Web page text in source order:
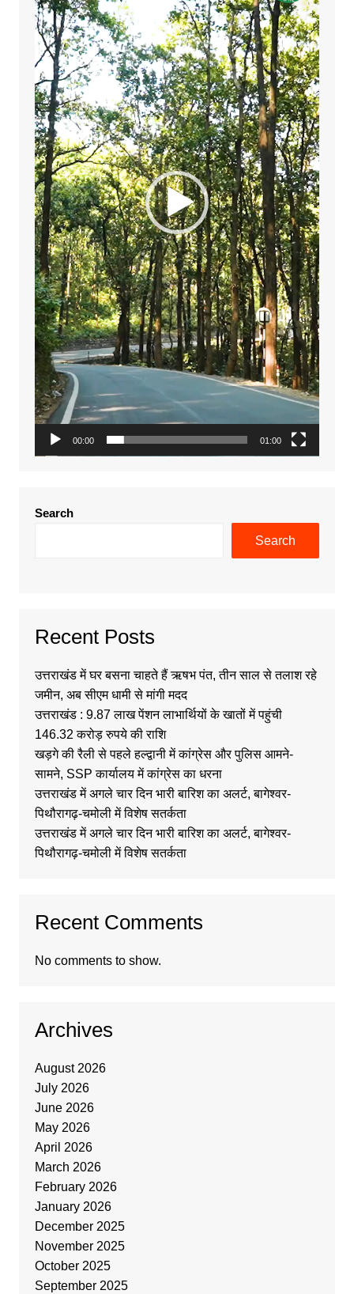
00:00 01:00
Search
Search
Recent Posts
उत्तराखंड में घर बसना चाहते हैं ऋषभ पंत, तीन साल से तलाश रहे
जमीन, अब सीएम धामी से मांगी मदद
उत्तराखंड : 9.87 लाख पेंशन लाभार्थियों के खातों में पहुंची
146.32 करोड़ रुपये की राशि
खड़गे की रैली से पहले हल्द्वानी में कांग्रेस और पुलिस आमने-
सामने, SSP कार्यालय में कांग्रेस का धरना
उत्तराखंड में अगले चार दिन भारी बारिश का अलर्ट, बागेश्वर-
पिथौरागढ़-चमोली में विशेष सतर्कता
उत्तराखंड में अगले चार दिन भारी बारिश का अलर्ट, बागेश्वर-
पिथौरागढ़-चमोली में विशेष सतर्कता
Recent Comments
No comments to show.
Archives
August 2026
July 2026
June 2026
May 2026
April 2026
March 2026
February 2026
January 2026
December 2025
November 2025
October 2025
September 2025